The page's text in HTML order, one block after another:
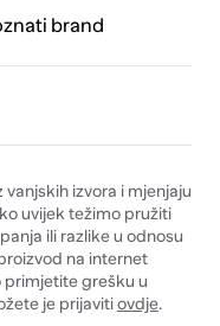
brand
izvora i mjenjaju
uvijek težimo pružiti
ili razlike u odnosu
na internet
grešku u
je prijavitiovdje.